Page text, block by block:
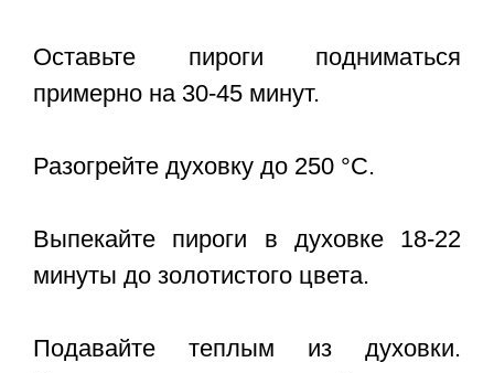
Оставьте пироги подниматься
примерно на 30-45 минут.
Разогрейте духовку до 250 °С.
Выпекайте пироги в духовке 18-22
минуты до золотистого цвета.
Подавайте теплым из духовки.